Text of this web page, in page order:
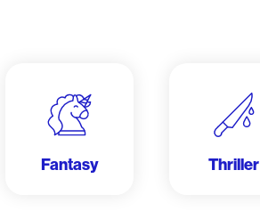
Fantasy Thriller